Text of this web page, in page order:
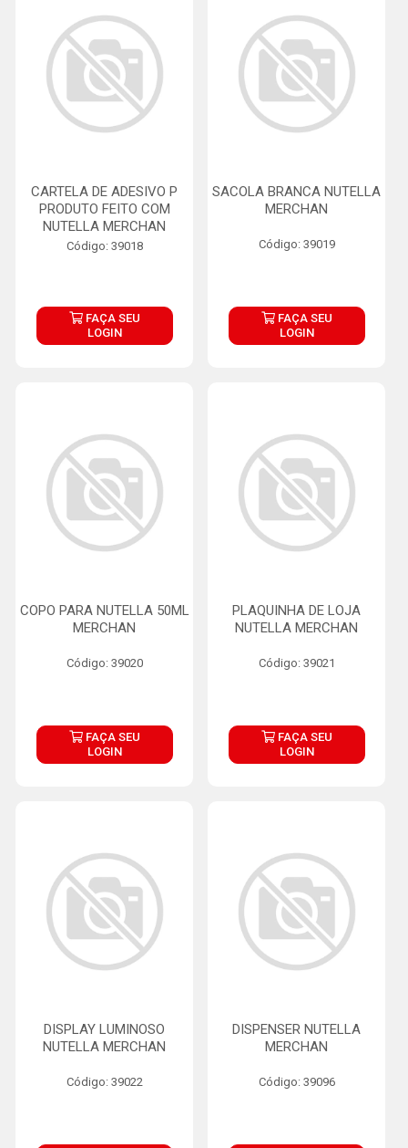
CARTELA DE ADESIVO P
PRODUTO FEITO COM
NUTELLA MERCHAN
Código: 39018
FAÇA SEU
LOGIN
SACOLA BRANCA NUTELLA
MERCHAN
Código: 39019
FAÇA SEU
LOGIN
COPO PARA NUTELLA 50ML
MERCHAN
Código: 39020
FAÇA SEU
LOGIN
PLAQUINHA DE LOJA
NUTELLA MERCHAN
Código: 39021
FAÇA SEU
LOGIN
DISPLAY LUMINOSO
NUTELLA MERCHAN
Código: 39022
DISPENSER NUTELLA
MERCHAN
Código: 39096